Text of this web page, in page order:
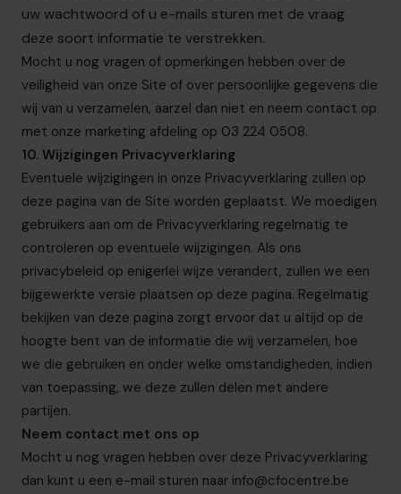
uw wachtwoord of u e-mails sturen met de vraag
deze soort informatie te verstrekken.
Mocht u nog vragen of opmerkingen hebben over de
veiligheid van onze Site of over persoonlijke gegevens die
wij van u verzamelen, aarzel dan niet en neem contact op
met onze marketing afdeling op 03 224 0508.
10. Wijzigingen Privacyverklaring
Eventuele wijzigingen in onze Privacyverklaring zullen op
deze pagina van de Site worden geplaatst. We moedigen
gebruikers aan om de Privacyverklaring regelmatig te
controleren op eventuele wijzigingen. Als ons
privacybeleid op enigerlei wijze verandert, zullen we een
bijgewerkte versie plaatsen op deze pagina. Regelmatig
bekijken van deze pagina zorgt ervoor dat u altijd op de
hoogte bent van de informatie die wij verzamelen, hoe
we die gebruiken en onder welke omstandigheden, indien
van toepassing, we deze zullen delen met andere
partijen.
Neem contact met ons op
Mocht u nog vragen hebben over deze Privacyverklaring
dan kunt u een e-mail sturen naar info@cfocentre.be